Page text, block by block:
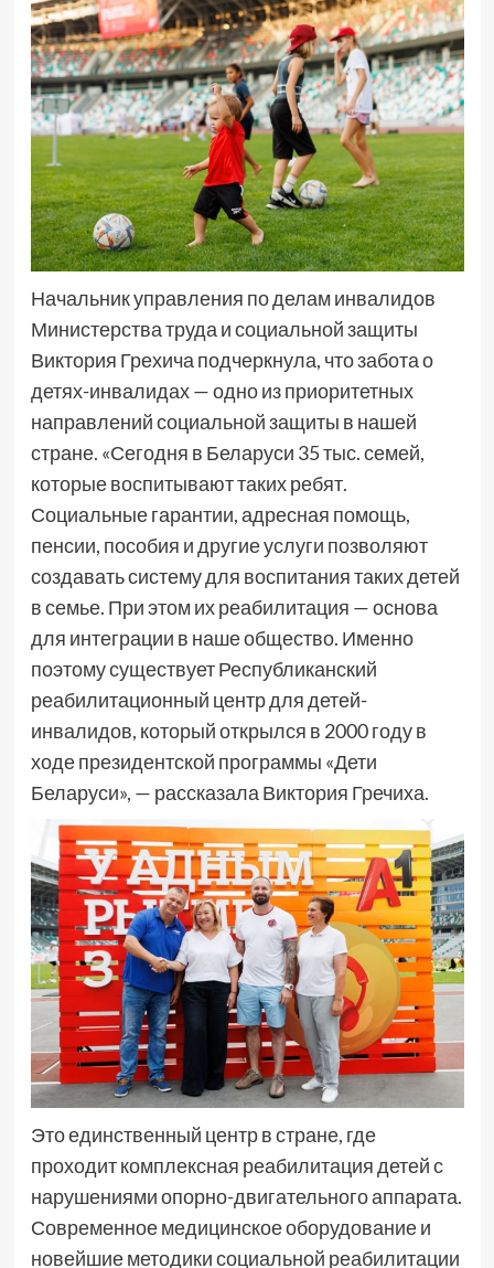
Начальник управления по делам инвалидов
Министерства труда и социальной защиты
Виктория Грехича подчеркнула, что забота о
детях-инвалидах — одно из приоритетных
направлений социальной защиты в нашей
стране. «Сегодня в Беларуси 35 тыс. семей,
которые воспитывают таких ребят.
Социальные гарантии, адресная помощь,
пенсии, пособия и другие услуги позволяют
создавать систему для воспитания таких детей
в семье. При этом их реабилитация — основа
для интеграции в наше общество. Именно
поэтому существует Республиканский
реабилитационный центр для детей-
инвалидов, который открылся в 2000 году в
ходе президентской программы «Дети
Беларуси», — рассказала Виктория Гречиха.
Это единственный центр в стране, где
проходит комплексная реабилитация детей с
нарушениями опорно-двигательного аппарата.
Современное медицинское оборудование и
новейшие методики социальной реабилитации